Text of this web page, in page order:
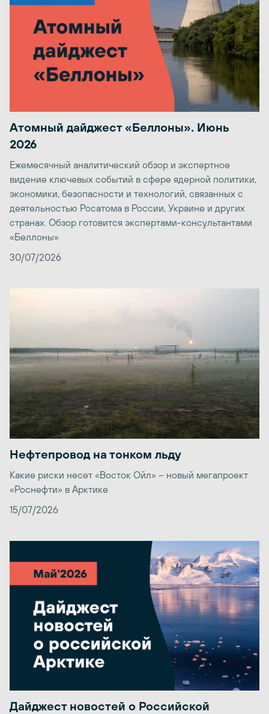
Атомный дайджест «Беллоны». Июнь
2026
Ежемесячный аналитический обзор и экспертное
видение ключевых событий в сфере ядерной политики,
экономики, безопасности и технологий, связанных с
деятельностью Росатома в России, Украине и других
странах. Обзор готовится экспертами-консультантами
«Беллоны»
30/07/2026
Нефтепровод на тонком льду
Какие риски несет «Восток Ойл» – новый мегапроект
«Роснефти» в Арктике
15/07/2026
Дайджест новостей о Российской